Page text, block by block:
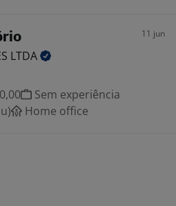
11 jun
LTDA
Sem experiência
Home office